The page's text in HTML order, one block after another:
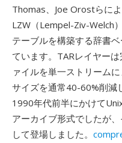
Thomas、Joe Orostらに
LZW（Lempel-Ziv-Welch
テーブルを構築する辞書
ています。TARレイヤー
ァイルを単一ストリーム
サイズを通常40-60%削減
1990年代前半にかけて
アーカイブ形式でしたが
して登場しました。